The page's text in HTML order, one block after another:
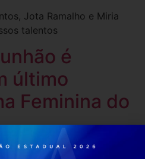
Jota Ramalho e Miria
talentos
é
último
Feminina do
Encontro Alma Feminina